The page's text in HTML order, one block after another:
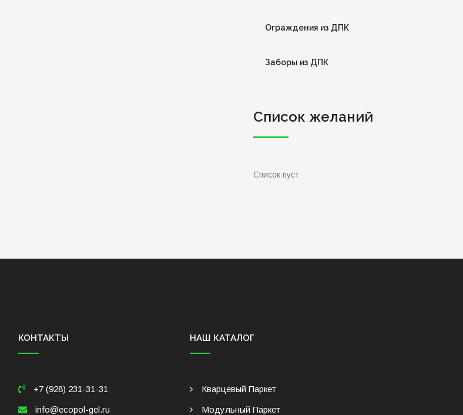
Ограждения из ДПК
Заборы из ДПК
Список желаний
Список пуст
КОНТАКТЫ
+7 (928) 231-31-31
info@ecopol-gel.ru
НАШ КАТАЛОГ
Кварцевый Паркет
Модульный Паркет